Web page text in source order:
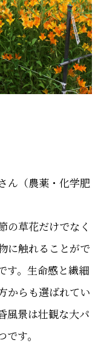
ん（農薬・化学肥
の草花だけでなく
に触れることがで
す。生命感と繊細
からも選ばれてい
風景は壮観な大パ
す。